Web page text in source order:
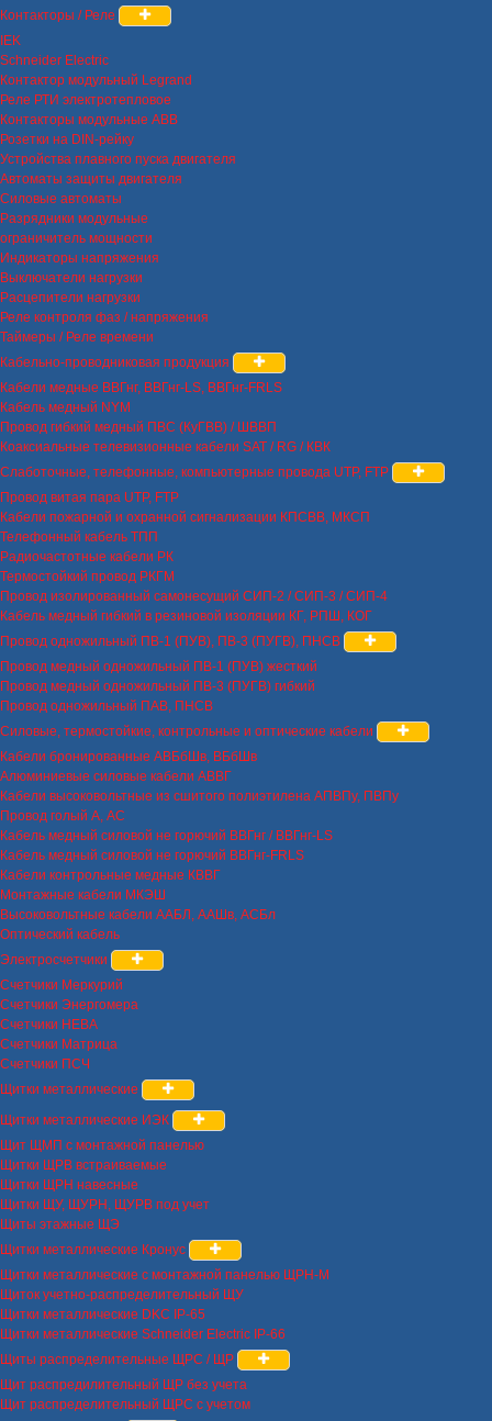
Контакторы / Реле
IEK
Schneider Electric
Контактор модульный Legrand
Реле РТИ электротепловое
Контакторы модульные ABB
Розетки на DIN-рейку
Устройства плавного пуска двигателя
Автоматы защиты двигателя
Силовые автоматы
Разрядники модульные
ограничитель мощности
Индикаторы напряжения
Выключатели нагрузки
Расцепители нагрузки
Реле контроля фаз / напряжения
Таймеры / Реле времени
Кабельно-проводниковая продукция
Кабели медные ВВГнг, ВВГнг-LS, ВВГнг-FRLS
Кабель медный NYM
Провод гибкий медный ПВС (КуГВВ) / ШВВП
Коаксиальные телевизионные кабели SAT / RG / КВК
Слаботочные, телефонные, компьютерные провода UTP, FTP
Провод витая пара UTP, FTP
Кабели пожарной и охранной сигнализации КПСВВ, МКСП
Телефонный кабель ТПП
Радиочастотные кабели РК
Термостойкий провод РКГМ
Провод изолированный самонесущий СИП-2 / СИП-3 / СИП-4
Кабель медный гибкий в резиновой изоляции КГ, РПШ, КОГ
Провод одножильный ПВ-1 (ПУВ), ПВ-3 (ПУГВ), ПНСВ
Провод медный одножильный ПВ-1 (ПУВ) жесткий
Провод медный одножильный ПВ-3 (ПУГВ) гибкий
Провод одножильный ПАВ, ПНСВ
Силовые, термостойкие, контрольные и оптические кабели
Кабели бронированные АВБбШв, ВБбШв
Алюминиевые силовые кабели АВВГ
Кабели высоковольтные из сшитого полиэтилена АПВПу, ПВПу
Провод голый А, АС
Кабель медный силовой не горючий ВВГнг / ВВГнг-LS
Кабель медный силовой не горючий ВВГнг-FRLS
Кабели контрольные медные КВВГ
Монтажные кабели МКЭШ
Высоковольтные кабели ААБЛ, ААШв, АСБл
Оптический кабель
Электросчетчики
Счетчики Меркурий
Счетчики Энергомера
Счетчики НЕВА
Счетчики Матрица
Счетчики ПСЧ
Щитки металлические
Щитки металлические ИЭК
Щит ЩМП с монтажной панелью
Щитки ЩРВ встраиваемые
Щитки ЩРН навесные
Щитки ЩУ, ЩУРН, ЩУРВ под учет
Щиты этажные ЩЭ
Щитки металлические Кронус
Щитки металлические с монтажной панелью ЩРН-М
Щиток учетно-распределительный ЩУ
Щитки металлические DKC IP-65
Щитки металлические Schneider Electric IP-66
Щиты распределительные ЩРС / ЩР
Щит распредилительный ЩР без учета
Щит распределительный ЩРС с учетом